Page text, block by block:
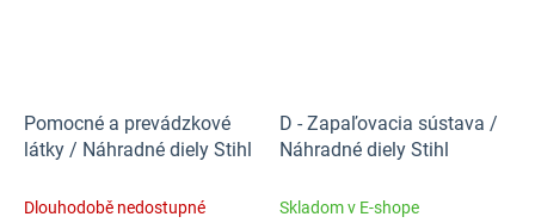
Pomocné a prevádzkové
látky / Náhradné diely Stihl
Dlouhodobě nedostupné
D - Zapaľovacia sústava /
Náhradné diely Stihl
Skladom v E-shope